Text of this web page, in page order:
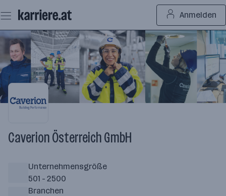
Seiteninhalt
springen
Anmelden
Caverion Österreich GmbH
Unternehmensgröße
501 - 2500
Branchen